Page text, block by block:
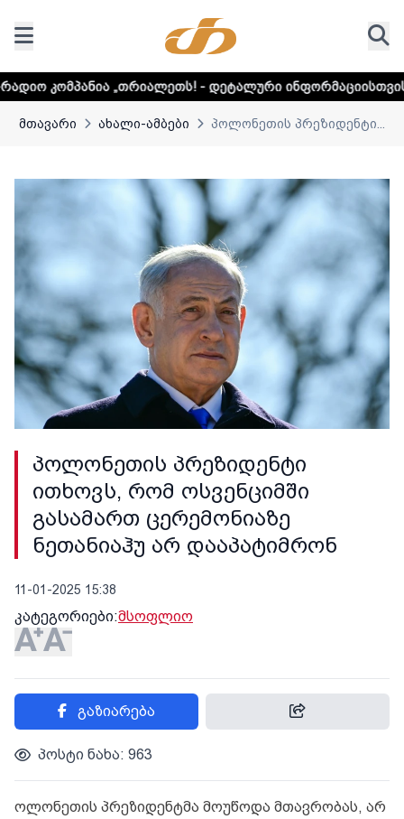
- დეტალური ინფორმაციისთვის დააკლიკეთ
მთავარი ახალი-ამბები პოლონეთის პრეზიდენტი...
პოლონეთის პრეზიდენტი
ითხოვს, რომ ოსვენციმში
გასამართ ცერემონიაზე
ნეთანიაჰუ არ დააპატიმრონ
11-01-2025 15:38
კატეგორიები:მსოფლიო
გაზიარება
პოსტი ნახა: 963
ოლონეთის პრეზიდენტმა მოუწოდა მთავრობას, არ